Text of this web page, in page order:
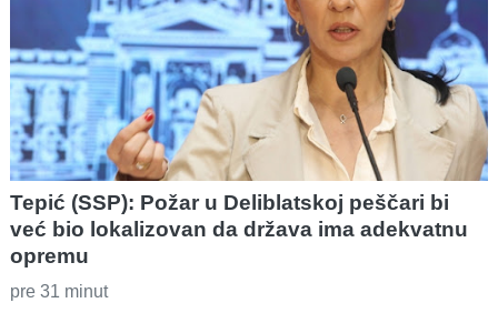
Tepić (SSP): Požar u Deliblatskoj peščari bi
već bio lokalizovan da država ima adekvatnu
opremu
pre 31 minut